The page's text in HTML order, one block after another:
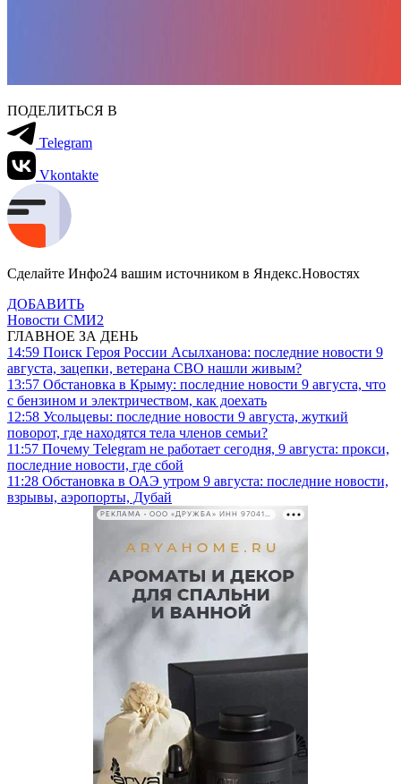
ПОДЕЛИТЬСЯ В
Telegram
Vkontakte
Сделайте Инфо24 вашим источником в Яндекс.Новостях
ДОБАВИТЬ
Новости СМИ2
ГЛАВНОЕ ЗА ДЕНЬ
14:59 Поиск Героя России Асылханова: последние новости 9
августа, зацепки, ветерана СВО нашли живым?
13:57 Обстановка в Крыму: последние новости 9 августа, что
с бензином и электричеством, как доехать
12:58 Усольцевы: последние новости 9 августа, жуткий
поворот, где находятся тела членов семьи?
11:57 Почему Telegram не работает сегодня, 9 августа: прокси,
последние новости, где сбой
11:28 Обстановка в ОАЭ утром 9 августа: последние новости,
взрывы, аэропорты, Дубай
РЕКЛАМА • ООО «ДРУЖБА» ИНН 9704146411